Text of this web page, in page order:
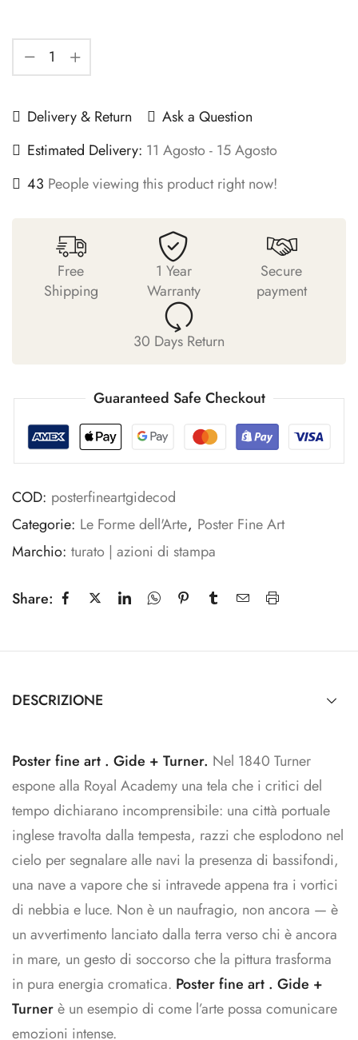
Delivery & Return
Ask a Question
Estimated Delivery: 11 Agosto - 15 Agosto
43 People viewing this product right now!
Free
Shipping
1 Year
Warranty
Secure
payment
30 Days Return
Guaranteed Safe Checkout
COD: posterfineartgidecod
Categorie: Le Forme dell'Arte, Poster Fine Art
Marchio: turato | azioni di stampa
Share:
DESCRIZIONE
Poster fine art . Gide + Turner. Nel 1840 Turner
espone alla Royal Academy una tela che i critici del
tempo dichiarano incomprensibile: una città portuale
inglese travolta dalla tempesta, razzi che esplodono nel
cielo per segnalare alle navi la presenza di bassifondi,
una nave a vapore che si intravede appena tra i vortici
di nebbia e luce. Non è un naufragio, non ancora — è
un avvertimento lanciato dalla terra verso chi è ancora
in mare, un gesto di soccorso che la pittura trasforma
in pura energia cromatica. Poster fine art . Gide +
Turnerè un esempio di come l’arte possa comunicare
emozioni intense.